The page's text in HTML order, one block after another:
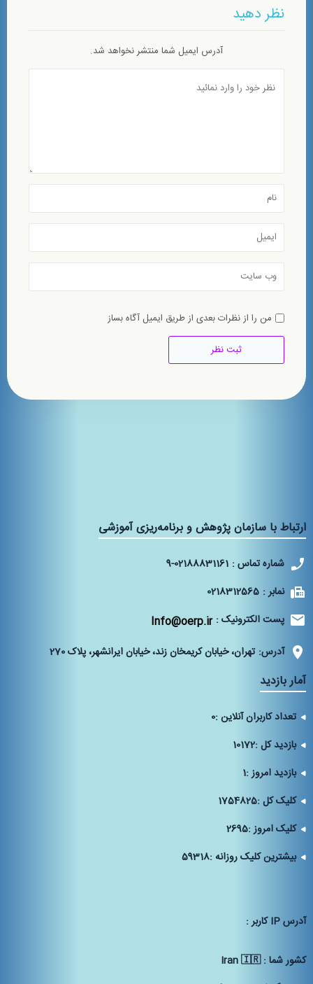
نظر دهید
آدرس ایمیل شما منتشر نخواهد شد.
من را از نظرات بعدی از طریق ایمیل آگاه بساز
ارتباط با سازمان پژوهش و برنامه‌ریزی آموزشی
شماره تماس : 9-02188831161
نمابر : 0218312565
پست الکترونیک : Info@oerp.ir
آدرس: تهران، خیابان کریمخان زند، خیابان ایرانشهر، پلاک 270‌
آمار بازدید
تعداد کاربران آنلاین :0
بازدید کل :10172
بازدید امروز :1
کلیک کل :1754825
کلیک امروز :2695
بیشترین کلیک روزانه :59318
آدرس IP كاربر :
كشور شما :Iran 🇮🇷